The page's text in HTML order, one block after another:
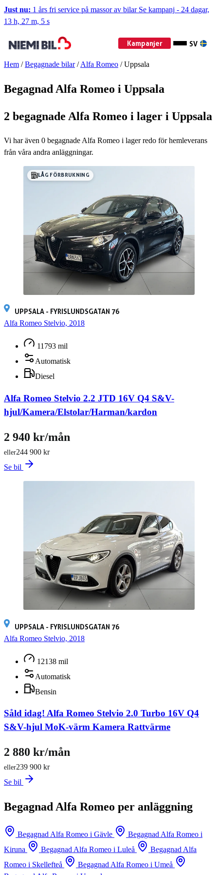
Just nu: 1 års fri service på massor av bilar Se kampanj - 24 dagar,
13 h, 27 m, 4 s
Kampanjer SV
Hem / Begagnade bilar / Alfa Romeo / Uppsala
Begagnad Alfa Romeo i Uppsala
2 begagnade Alfa Romeo i lager i Uppsala
Vi har även 0 begagnade Alfa Romeo i lager redo för hemleverans
från våra andra anläggningar.
LÅG FÖRBRUKNING
UPPSALA - FYRISLUNDSGATAN 76
Alfa Romeo Stelvio, 2018
11793 mil
Automatisk
Diesel
Alfa Romeo Stelvio 2.2 JTD 16V Q4 S&V-
hjul/Kamera/Elstolar/Harman/kardon
244 900 kr
eller
2 940 kr/mån
Se bil
UPPSALA - FYRISLUNDSGATAN 76
Alfa Romeo Stelvio, 2018
12138 mil
Automatisk
Bensin
Såld idag! Alfa Romeo Stelvio 2.0 Turbo 16V Q4
S&V-hjul MoK-värm Kamera Rattvärme
239 900 kr
eller
2 880 kr/mån
Se bil
Begagnad Alfa Romeo per anläggning
Begagnad Alfa Romeo i Gävle
Begagnad Alfa Romeo i
Kiruna
Begagnad Alfa Romeo i Luleå
Begagnad Alfa
Romeo i Skellefteå
Begagnad Alfa Romeo i Umeå